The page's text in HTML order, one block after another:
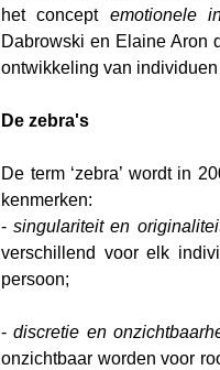
het concept emotionele
Dabrowski en Elaine Aron
ontwikkeling van
De zebra's
De term ‘zebra’ wordt in
kenmerken:
- singulariteit en
verschillend voor elk
persoon;
- discretie en
onzichtbaar worden voor